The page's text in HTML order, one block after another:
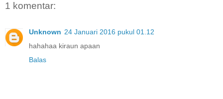
1 komentar:
Unknown 24 Januari 2016 pukul 01.12
hahahaa kiraun apaan
Balas